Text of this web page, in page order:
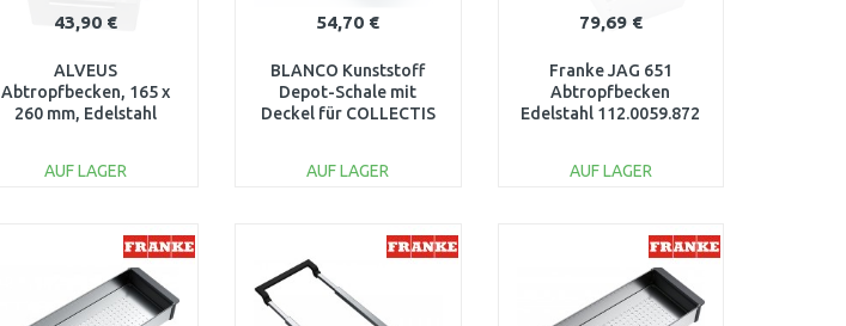
43,90 €
ALVEUS
Abtropfbecken, 165 x
260 mm, Edelstahl
AUF LAGER
Vergleichen
54,70 €
BLANCO Kunststoff
Depot-Schale mit
Deckel für COLLECTIS
AUF LAGER
Vergleichen
79,69 €
Franke JAG 651
Abtropfbecken
Edelstahl 112.0059.872
AUF LAGER
Vergleichen